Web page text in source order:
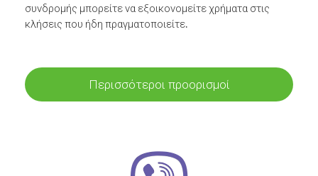
συνδρομής μπορείτε να εξοικονομείτε χρήματα στις
κλήσεις που ήδη πραγματοποιείτε.
Περισσότεροι προορισμοί